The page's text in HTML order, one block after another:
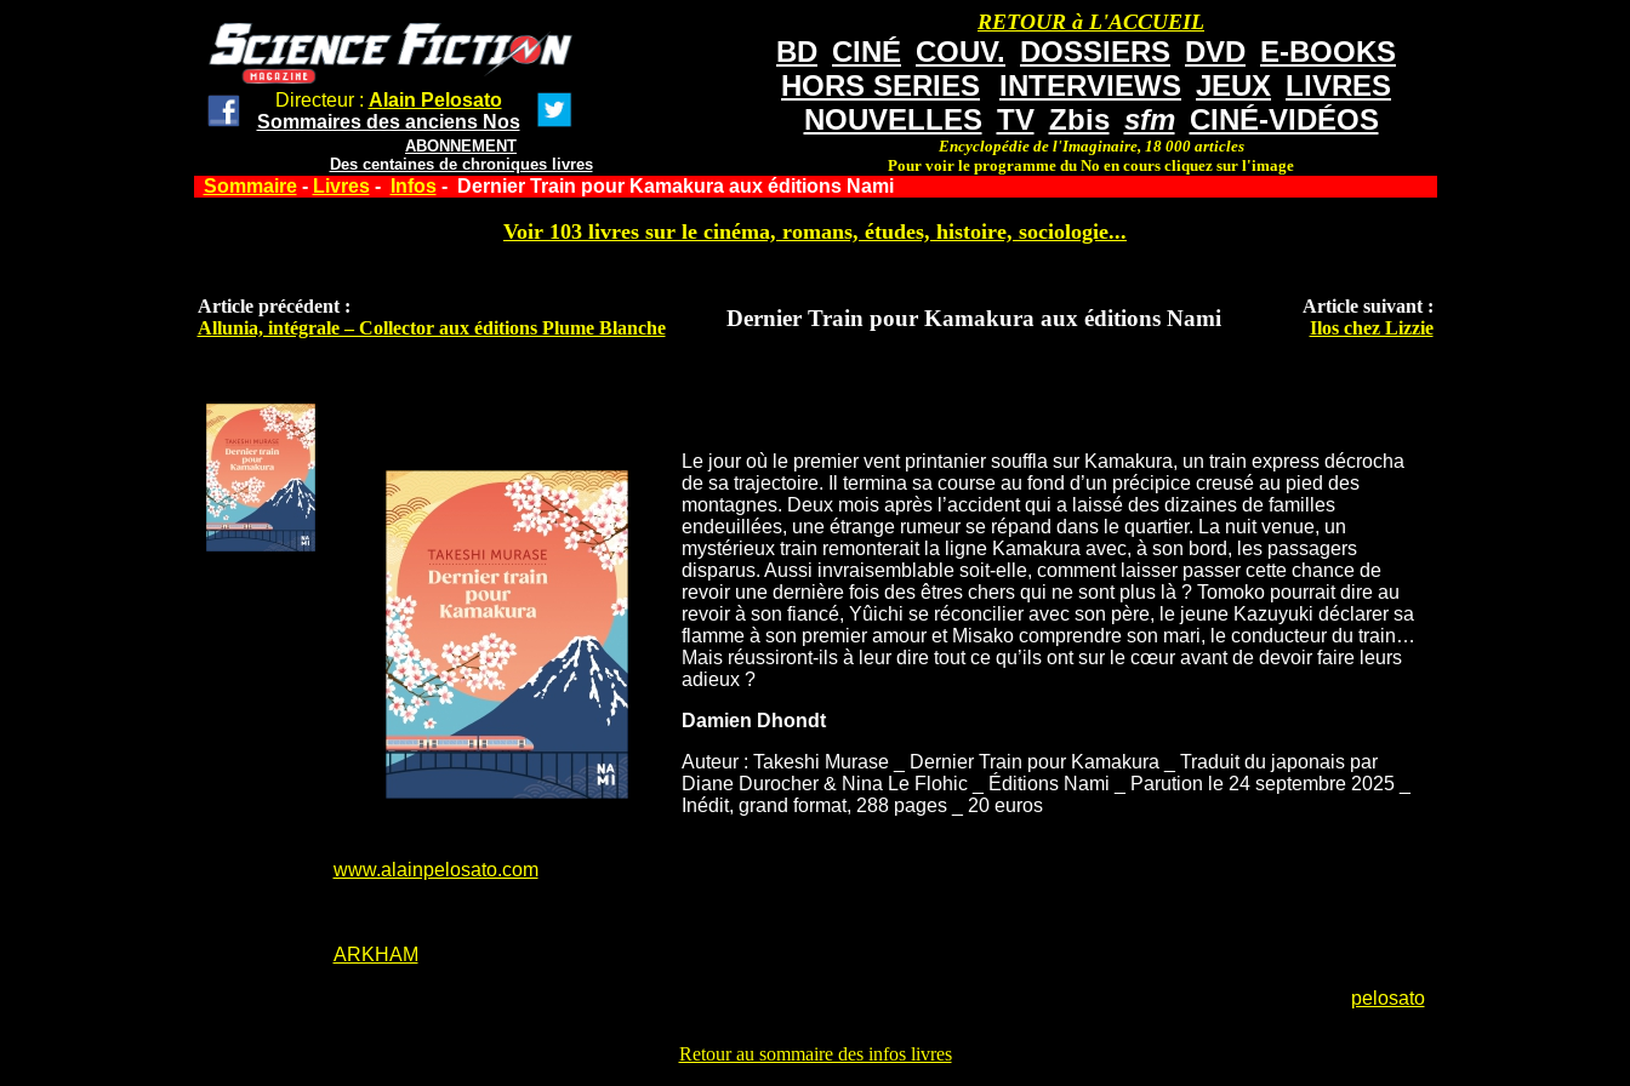
Directeur : Alain Pelosato
Sommaires des anciens Nos
ABONNEMENT
Des centaines de chroniques livres
RETOUR à L'ACCUEIL
BD CINÉ COUV. DOSSIERS DVD E-BOOKS
HORS SERIES
INTERVIEWS JEUX LIVRES
NOUVELLES TV Zbis sfm CINÉ-VIDÉOS
Encyclopédie de l'Imaginaire, 18 000 articles
Pour voir le programme du No en cours cliquez sur l'image
Sommaire- Livres- Infos- Dernier Train pour Kamakura aux éditions Nami
Voir 103 livres sur le cinéma, romans, études, histoire, sociologie...
Article précédent :
Allunia, intégrale – Collector aux éditions Plume Blanche
Dernier Train pour Kamakura aux éditions Nami
Article suivant :
Ilos chez Lizzie
Le jour où le premier vent printanier souffla sur Kamakura, un train express décrocha
de sa trajectoire. Il termina sa course au fond d’un précipice creusé au pied des
montagnes. Deux mois après l’accident qui a laissé des dizaines de familles
endeuillées, une étrange rumeur se répand dans le quartier. La nuit venue, un
mystérieux train remonterait la ligne Kamakura avec, à son bord, les passagers
disparus. Aussi invraisemblable soit-elle, comment laisser passer cette chance de
revoir une dernière fois des êtres chers qui ne sont plus là ? Tomoko pourrait dire au
revoir à son fiancé, Yûichi se réconcilier avec son père, le jeune Kazuyuki déclarer sa
flamme à son premier amour et Misako comprendre son mari, le conducteur du train…
Mais réussiront-ils à leur dire tout ce qu’ils ont sur le cœur avant de devoir faire leurs
adieux ?
Damien Dhondt
Auteur : Takeshi Murase _ Dernier Train pour Kamakura _ Traduit du japonais par
Diane Durocher & Nina Le Flohic _ Éditions Nami _ Parution le 24 septembre 2025 _
Inédit, grand format, 288 pages _ 20 euros
www.alainpelosato.com
ARKHAM
pelosato
Retour au sommaire des infos livres